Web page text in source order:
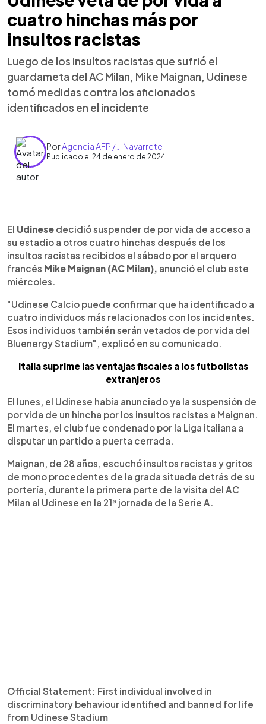
cuatro hinchas más por
insultos racistas
Luego de los insultos racistas que sufrió el
guardameta del AC Milan, Mike Maignan, Udinese
tomó medidas contra los aficionados
identificados en el incidente
PorAgencia AFP / J. Navarrete
Publicado el 24 de enero de 2024
Escuchar artículo
El Udinese decidió suspender de por vida de acceso a
su estadio a otros cuatro hinchas después de los
insultos racistas recibidos el sábado por el arquero
francés Mike Maignan (AC Milan), anunció el club este
miércoles.
"Udinese Calcio puede confirmar que ha identificado a
cuatro individuos más relacionados con los incidentes.
Esos individuos también serán vetados de por vida del
Bluenergy Stadium", explicó en su comunicado.
Italia suprime las ventajas fiscales a los futbolistas
extranjeros
El lunes, el Udinese había anunciado ya la suspensión de
por vida de un hincha por los insultos racistas a Maignan.
El martes, el club fue condenado por la Liga italiana a
disputar un partido a puerta cerrada.
Maignan, de 28 años, escuchó insultos racistas y gritos
de mono procedentes de la grada situada detrás de su
portería, durante la primera parte de la visita del AC
Milan al Udinese en la 21ª jornada de la Serie A.
Official Statement: First individual involved in
discriminatory behaviour identified and banned for life
from Udinese Stadium